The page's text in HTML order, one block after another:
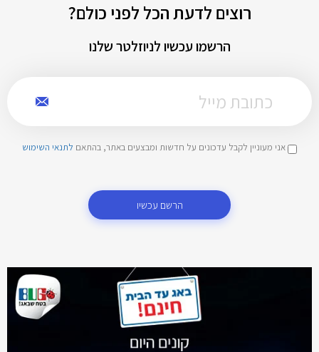
רוצים לדעת הכל לפני כולם?
הרשמו עכשיו לניוזלטר שלנו
אני מעוניין לקבל עדכונים על חדשות ומבצעים באתר, בהתאם לתנאי השימוש
הרשם עכשיו